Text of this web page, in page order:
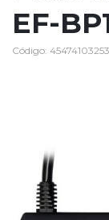
EF-
Código: